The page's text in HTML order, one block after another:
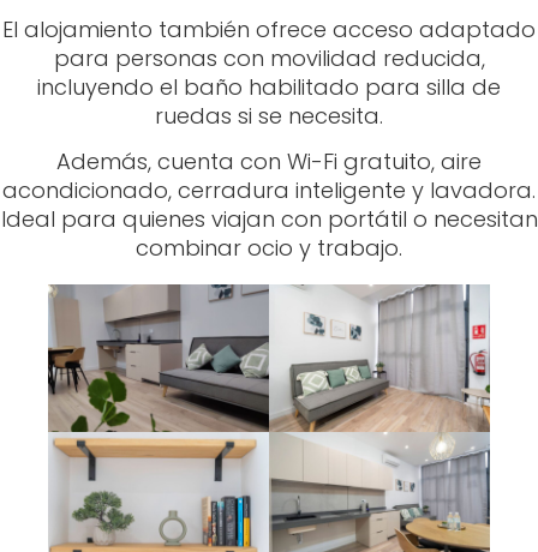
El alojamiento también ofrece acceso adaptado
para personas con movilidad reducida,
incluyendo el baño habilitado para silla de
ruedas si se necesita.
Además, cuenta con Wi-Fi gratuito, aire
acondicionado, cerradura inteligente y lavadora.
Ideal para quienes viajan con portátil o necesitan
combinar ocio y trabajo.